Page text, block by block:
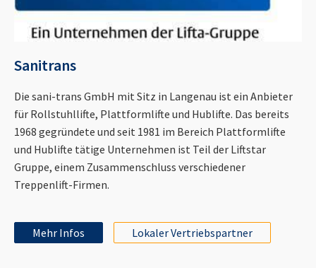
Sanitrans
Die sani-trans GmbH mit Sitz in Langenau ist ein Anbieter
für Rollstuhllifte, Plattformlifte und Hublifte. Das bereits
1968 gegründete und seit 1981 im Bereich Plattformlifte
und Hublifte tätige Unternehmen ist Teil der Liftstar
Gruppe, einem Zusammenschluss verschiedener
Treppenlift-Firmen.
Mehr Infos Lokaler Vertriebspartner